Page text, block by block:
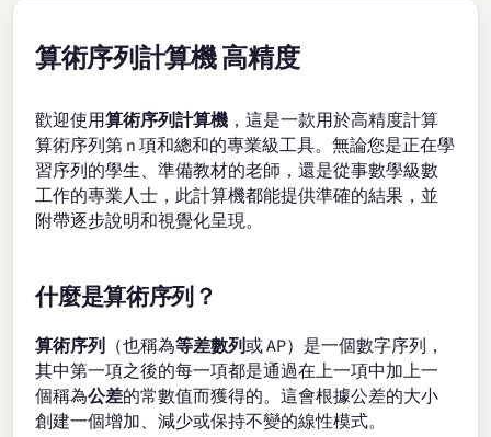
算術序列計算機 高精度
歡迎使用算術序列計算機 ，這是一款用於高精度計算
算術序列第 n 項和總和的專業級工具。無論您是正在學
習序列的學生、準備教材的老師，還是從事數學級數
工作的專業人士，此計算機都能提供準確的結果，並
附帶逐步說明和視覺化呈現。
什麼是算術序列？
算術序列 （也稱為等差數列或 AP）是一個數字序列，
其中第一項之後的每一項都是通過在上一項中加上一
個稱為公差的常數值而獲得的。這會根據公差的大小
創建一個增加、減少或保持不變的線性模式。